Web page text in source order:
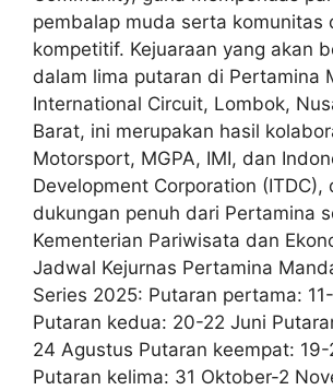
pembalap muda serta komunitas
kompetitif. Kejuaraan yang akan
dalam lima putaran di Pertamina
International Circuit, Lombok,
Barat, ini merupakan hasil
Motorsport, MGPA, IMI, dan
Development Corporation (ITDC),
dukungan penuh dari Pertamina
Kementerian Pariwisata dan
Jadwal Kejurnas Pertamina
Series 2025: Putaran pertama:
Putaran kedua: 20-22 Juni
24 Agustus Putaran keempat:
Putaran kelima: 31 Oktober-2